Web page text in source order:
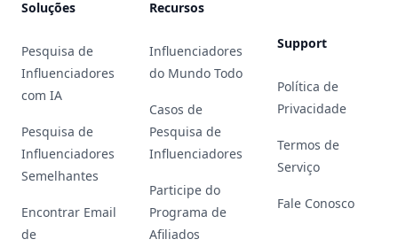
Soluções
Pesquisa de
Influenciadores
com IA
Pesquisa de
Influenciadores
Semelhantes
Encontrar Email
de
Recursos
Influenciadores
do Mundo Todo
Casos de
Pesquisa de
Influenciadores
Participe do
Programa de
Afiliados
Support
Política de
Privacidade
Termos de
Serviço
Fale Conosco